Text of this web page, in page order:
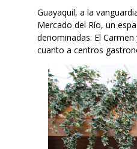
Guayaquil, a la
Mercado del Río, un
denominadas: El
cuanto a centros